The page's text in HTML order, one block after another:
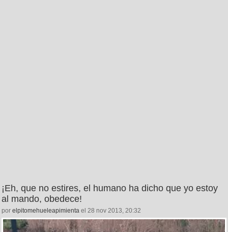
¡Eh, que no estires, el humano ha dicho que yo estoy
al mando, obedece!
por elpitomehueleapimienta el 28 nov 2013, 20:32